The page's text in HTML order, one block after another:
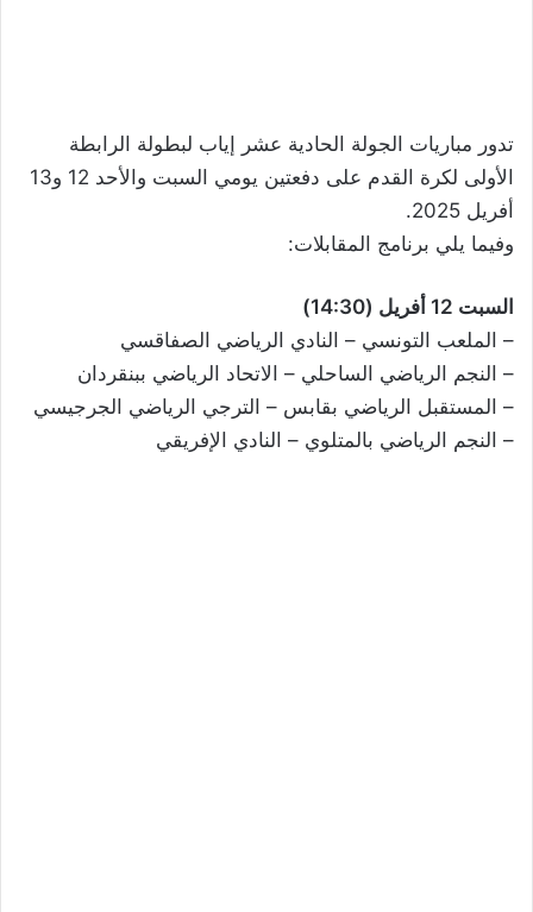
تدور مباريات الجولة الحادية عشر إياب لبطولة الرابطة
الأولى لكرة القدم على دفعتين يومي السبت والأحد 12 و13
أفريل 2025.
وفيما يلي برنامج المقابلات:
السبت 12 أفريل (14:30)
– الملعب التونسي – النادي الرياضي الصفاقسي
– النجم الرياضي الساحلي – الاتحاد الرياضي ببنقردان
– المستقبل الرياضي بقابس – الترجي الرياضي الجرجيسي
– النجم الرياضي بالمتلوي – النادي الإفريقي